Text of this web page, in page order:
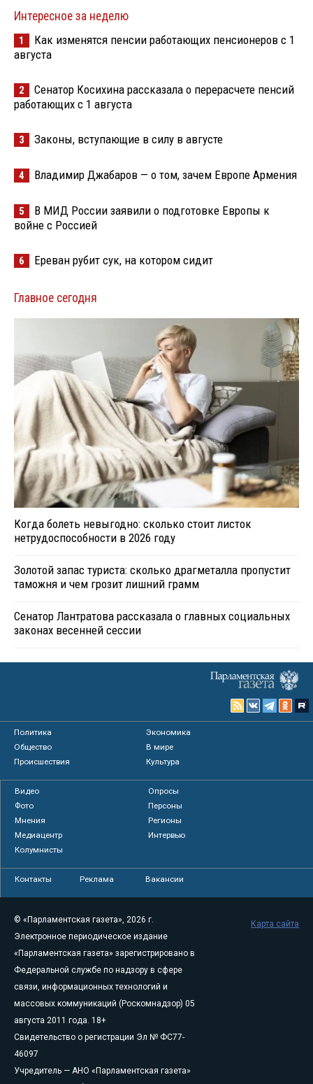
Интересное за неделю
1
Как изменятся пенсии работающих пенсионеров с 1
августа
2
Сенатор Косихина рассказала о перерасчете пенсий
работающих с 1 августа
3 Законы, вступающие в силу в августе
4 Владимир Джабаров — о том, зачем Европе Армения
5
В МИД России заявили о подготовке Европы к
войне с Россией
6 Ереван рубит сук, на котором сидит
Главное сегодня
Когда болеть невыгодно: сколько стоит листок
нетрудоспособности в 2026 году
Золотой запас туриста: сколько драгметалла пропустит
таможня и чем грозит лишний грамм
Сенатор Лантратова рассказала о главных социальных
законах весенней сессии
Политика
Экономика
Общество
В мире
Происшествия
Культура
Видео
Опросы
Фото
Персоны
Мнения
Регионы
Медиацентр
Интервью
Колумнисты
Контакты Реклама Вакансии
© «Парламентская газета», 2026 г.
Электронное периодическое издание
«Парламентская газета» зарегистрировано в
Федеральной службе по надзору в сфере
связи, информационных технологий и
массовых коммуникаций (Роскомнадзор) 05
августа 2011 года. 18+
Свидетельство о регистрации Эл № ФС77-
46097
Учредитель — АНО «Парламентская газета»
Карта сайта